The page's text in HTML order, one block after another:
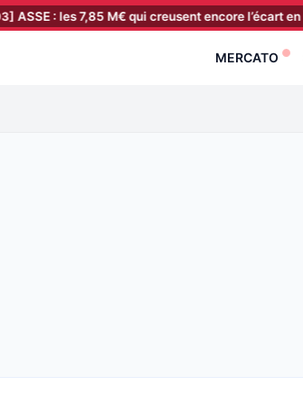
: les 7,85 M€ qui creusent encore l’écart en Ligue 2
MERCATO